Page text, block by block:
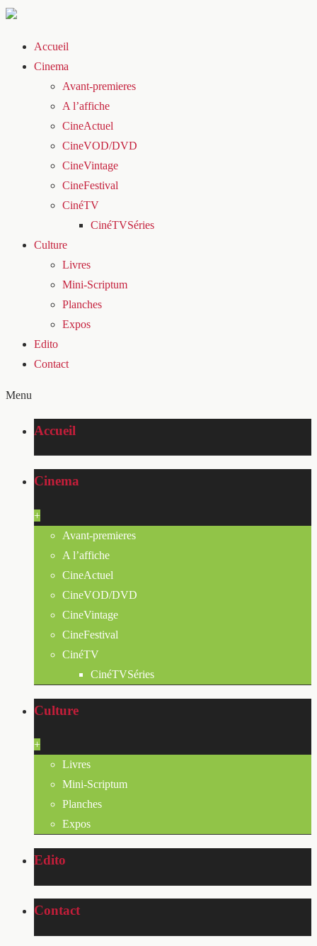
Accueil
Cinema
Avant-premieres
A l’affiche
CineActuel
CineVOD/DVD
CineVintage
CineFestival
CinéTV
CinéTVSéries
Culture
Livres
Mini-Scriptum
Planches
Expos
Edito
Contact
Menu
Accueil
Cinema
+
Avant-premieres
A l’affiche
CineActuel
CineVOD/DVD
CineVintage
CineFestival
CinéTV
CinéTVSéries
Culture
+
Livres
Mini-Scriptum
Planches
Expos
Edito
Contact